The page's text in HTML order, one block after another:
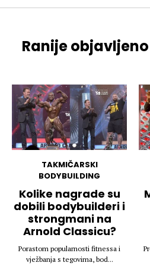
Ranije
TAKMIČARSKI
BODYBUILDING
Kolike nagrade su
dobili bodybuilderi i
strongmani na
Arnold Classicu?
Porastom popularnosti fitnessa i
vježbanja s tegovima, bod...